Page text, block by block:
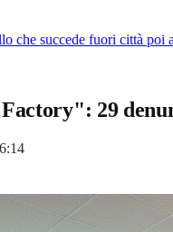
che succede fuori città poi
29